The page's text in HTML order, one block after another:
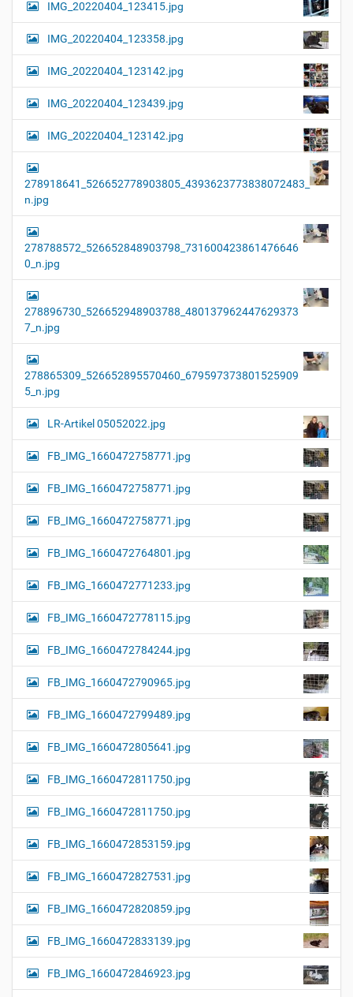
IMG_20220404_123415.jpg
IMG_20220404_123358.jpg
IMG_20220404_123142.jpg
IMG_20220404_123439.jpg
IMG_20220404_123142.jpg
278918641_526652778903805_4393623773838072483_
n.jpg
278788572_526652848903798_731600423861476646
0_n.jpg
278896730_526652948903788_480137962447629373
7_n.jpg
278865309_526652895570460_679597373801525909
5_n.jpg
LR-Artikel 05052022.jpg
FB_IMG_1660472758771.jpg
FB_IMG_1660472758771.jpg
FB_IMG_1660472758771.jpg
FB_IMG_1660472764801.jpg
FB_IMG_1660472771233.jpg
FB_IMG_1660472778115.jpg
FB_IMG_1660472784244.jpg
FB_IMG_1660472790965.jpg
FB_IMG_1660472799489.jpg
FB_IMG_1660472805641.jpg
FB_IMG_1660472811750.jpg
FB_IMG_1660472811750.jpg
FB_IMG_1660472853159.jpg
FB_IMG_1660472827531.jpg
FB_IMG_1660472820859.jpg
FB_IMG_1660472833139.jpg
FB_IMG_1660472846923.jpg